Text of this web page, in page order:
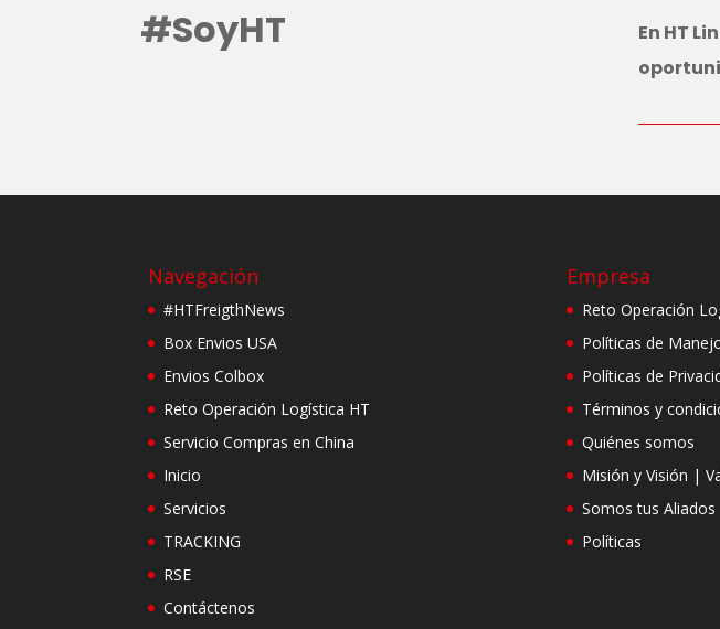
#SoyHT
En HT
Navegación
#HTFreigthNews
Box Envios USA
Envios Colbox
Reto Operación Logística HT
Servicio Compras en China
Inicio
Servicios
TRACKING
RSE
Contáctenos
Empresa
Reto Operación
Políticas de
Políticas de
Términos y
Quiénes somos
Misión y Visión |
Somos tus Aliados
Políticas